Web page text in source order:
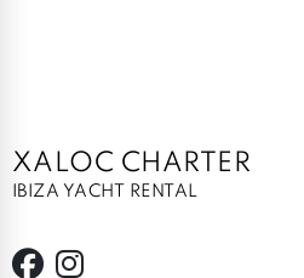
XALOC CHARTER
IBIZA YACHT RENTAL